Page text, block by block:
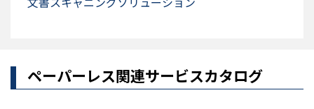
ペーパーレス関連サービスカタログ